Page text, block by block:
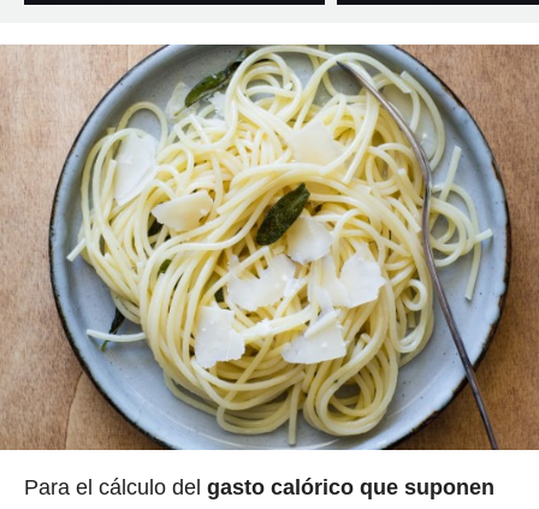
Para el cálculo del gasto calórico que suponen